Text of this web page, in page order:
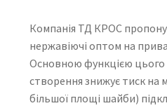
Компанія ТД КРОС
нержавіючі оптом на
Основною функцією цього
створення знижує тиск на
більшої площі шайби)